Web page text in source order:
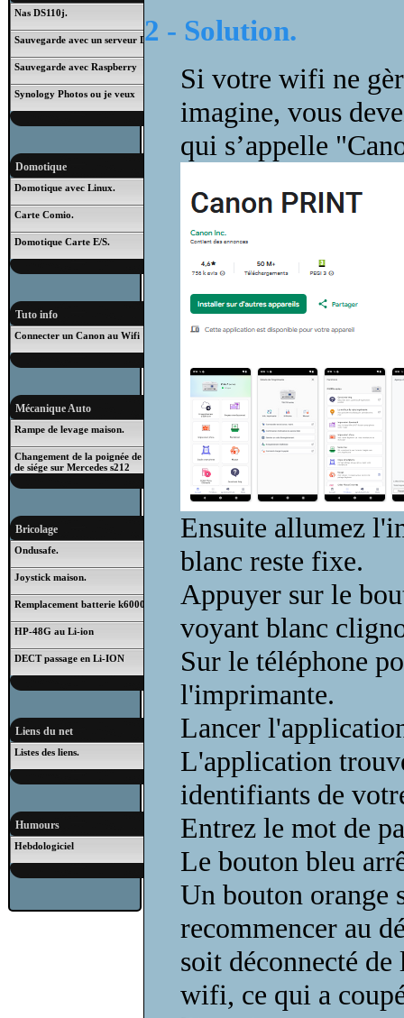
Nas DS110j.
Sauvegarde avec un serveur DS101j
Sauvegarde avec Raspberry
Synology Photos ou je veux
Domotique
Domotique avec Linux.
Carte Comio.
Domotique Carte E/S.
Tuto info
Connecter un Canon au Wifi
Mécanique Auto
Rampe de levage maison.
Changement de la poignée de rabattage
de siége sur Mercedes s212
Bricolage
Ondusafe.
Joystick maison.
Remplacement batterie k6000
HP-48G au Li-ion
DECT passage en Li-ION
Liens du net
Listes des liens.
Humours
Hebdologiciel
2 - Solution.
Si votre wifi ne
imagine, vous
qui s’appelle
Ensuite allumez
blanc reste fixe.
Appuyer sur le
voyant blanc
Sur le téléphone
l'imprimante.
Lancer
L'application
identifiants de
Entrez le mot de
Le bouton bleu
Un bouton orange
recommencer au
soit déconnecté
wifi, ce qui a